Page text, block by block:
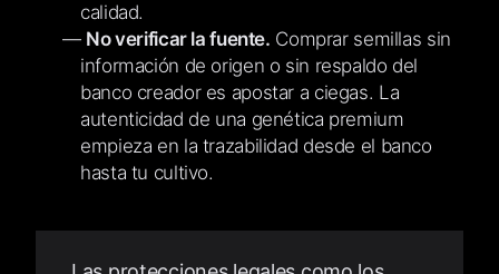
calidad.
No verificar la fuente. Comprar semillas sin
información de origen o sin respaldo del
banco creador es apostar a ciegas. La
autenticidad de una genética premium
empieza en la trazabilidad desde el banco
hasta tu cultivo.